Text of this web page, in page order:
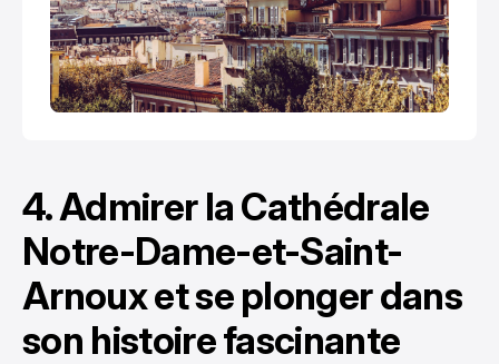
4. Admirer la Cathédrale
Notre-Dame-et-Saint-
Arnoux et se plonger dans
son histoire fascinante